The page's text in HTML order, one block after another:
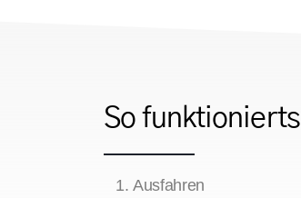
So funktionierts
Ausfahren